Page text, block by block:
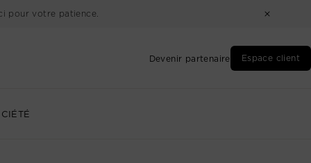
pour votre patience.
Devenir partenaire Espace client